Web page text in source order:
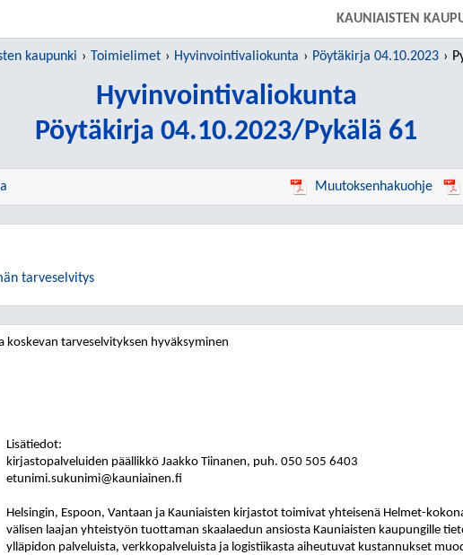
KAUNIAISTEN
kaupunki Toimielimet Hyvinvointivaliokunta Pöytäkirja 04.10.2023
Hyvinvointivaliokunta
Pöytäkirja 04.10.2023/Pykälä 61
Muutoksenhakuohje
tarveselvitys
tarveselvityksen hyväksyminen
Lisätiedot:
kirjastopalveluiden päällikkö Jaakko Tiinanen, puh. 050 505 6403
etunimi.sukunimi@kauniainen.fi
Helsingin, Espoon, Vantaan ja Kauniaisten kirjastot toimivat yhteisenä Helmet-
välisen laajan yhteistyön tuottaman skaalaedun ansiosta Kauniaisten kaupungille
ylläpidon palveluista, verkkopalveluista ja logistiikasta aiheutuvat kustannukset